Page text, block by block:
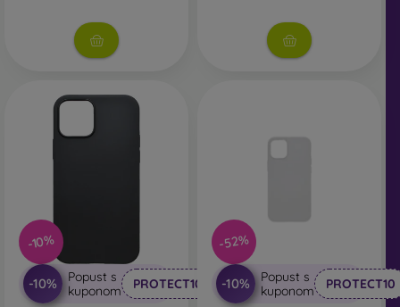
-10%
-10%
Popust s
kuponom
PROTECT10
-52%
-10%
Popust s
kuponom
PROTECT10